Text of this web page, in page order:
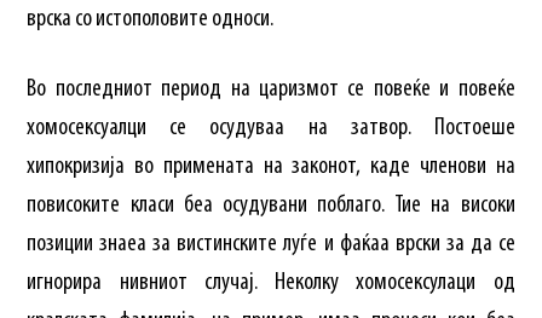
врска со истополовите односи.
Во последниот период на царизмот се повеќе и повеќе
хомосексуалци се осудуваа на затвор. Постоеше
хипокризија во примената на законот, каде членови на
повисоките класи беа осудувани поблаго. Тие на високи
позиции знаеа за вистинските луѓе и фаќаа врски за да се
игнорира нивниот случај. Неколку хомосексулаци од